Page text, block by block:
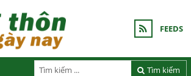
FEEDS
Tìm kiếm